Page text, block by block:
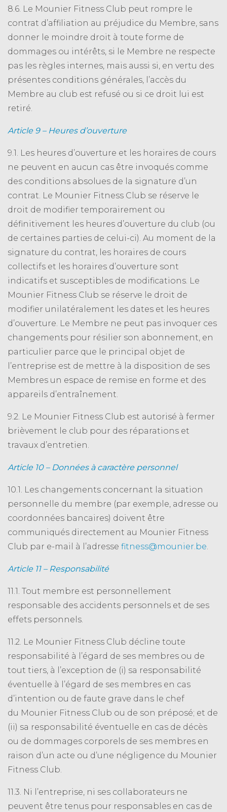
8.6. Le Mounier Fitness Club peut rompre le
contrat d’affiliation au préjudice du Membre, sans
donner le moindre droit à toute forme de
dommages ou intérêts, si le Membre ne respecte
pas les règles internes, mais aussi si, en vertu des
présentes conditions générales, l’accès du
Membre au club est refusé ou si ce droit lui est
retiré.
Article 9 – Heures d’ouverture
9.1. Les heures d’ouverture et les horaires de cours
ne peuvent en aucun cas être invoqués comme
des conditions absolues de la signature d’un
contrat. Le Mounier Fitness Club se réserve le
droit de modifier temporairement ou
définitivement les heures d’ouverture du club (ou
de certaines parties de celui-ci). Au moment de la
signature du contrat, les horaires de cours
collectifs et les horaires d’ouverture sont
indicatifs et susceptibles de modifications. Le
Mounier Fitness Club se réserve le droit de
modifier unilatéralement les dates et les heures
d’ouverture. Le Membre ne peut pas invoquer ces
changements pour résilier son abonnement, en
particulier parce que le principal objet de
l’entreprise est de mettre à la disposition de ses
Membres un espace de remise en forme et des
appareils d’entraînement.
9.2. Le Mounier Fitness Club est autorisé à fermer
brièvement le club pour des réparations et
travaux d’entretien.
Article 10 – Données à caractère personnel
10.1. Les changements concernant la situation
personnelle du membre (par exemple, adresse ou
coordonnées bancaires) doivent être
communiqués directement au Mounier Fitness
Club par e-mail à l’adresse fitness@mounier.be.
Article 11 – Responsabilité
11.1. Tout membre est personnellement
responsable des accidents personnels et de ses
effets personnels.
11.2. Le Mounier Fitness Club décline toute
responsabilité à l’égard de ses membres ou de
tout tiers, à l’exception de (i) sa responsabilité
éventuelle à l’égard de ses membres en cas
d’intention ou de faute grave dans le chef
du Mounier Fitness Club ou de son préposé; et de
(ii) sa responsabilité éventuelle en cas de décès
ou de dommages corporels de ses membres en
raison d’un acte ou d’une négligence du Mounier
Fitness Club.
11.3. Ni l’entreprise, ni ses collaborateurs ne
peuvent être tenus pour responsables en cas de